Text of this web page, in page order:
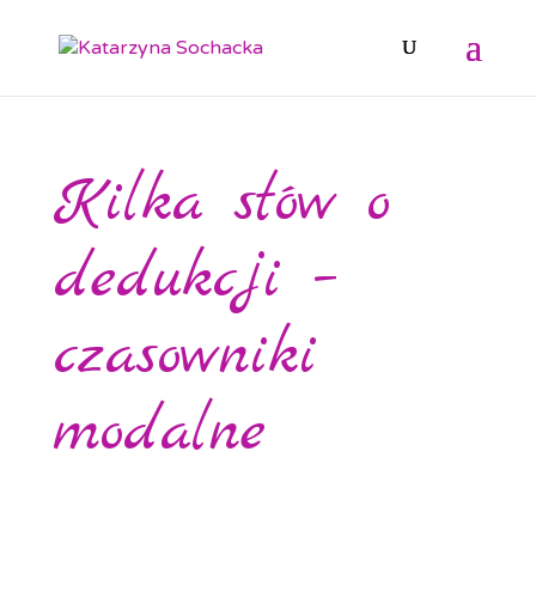
Kilka słów o
dedukcji –
czasowniki
modalne